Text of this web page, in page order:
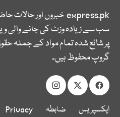
express.pkخبروں اور حالات
سب سے زیادہ وزٹ کی جانے
پر شائع شدہ تمام مواد کے جملہ
گروپ محفوظ ہیں۔
ایکسپریس ضابطہ Privacy